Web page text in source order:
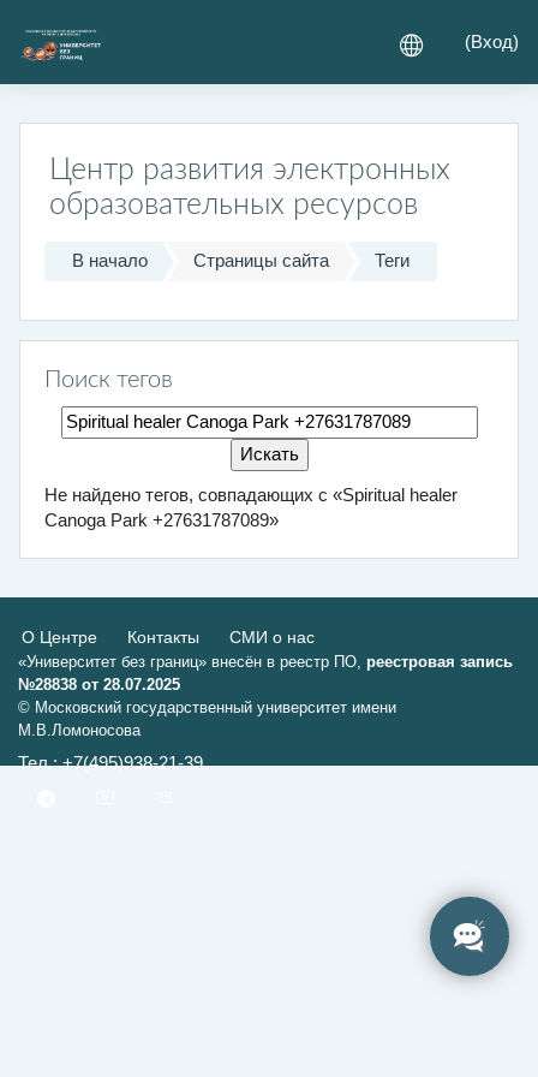
(Вход)
Центр развития электронных
образовательных ресурсов
В начало Страницы сайта Теги
Поиск тегов
Поиск тегов
Не найдено тегов, совпадающих с «Spiritual healer
Canoga Park +27631787089»
О Центре Контакты СМИ о нас
«Университет без границ» внесён в реестр ПО, реестровая запись
№28838 от 28.07.2025
© Московский государственный университет имени
М.В.Ломоносова
Тел.: +7(495)938-21-39